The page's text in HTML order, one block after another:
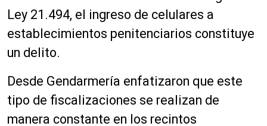
Ley 21.494, el ingreso de celulares a
establecimientos penitenciarios constituye
un delito.
Desde Gendarmería enfatizaron que este
tipo de fiscalizaciones se realizan de
manera constante en los recintos